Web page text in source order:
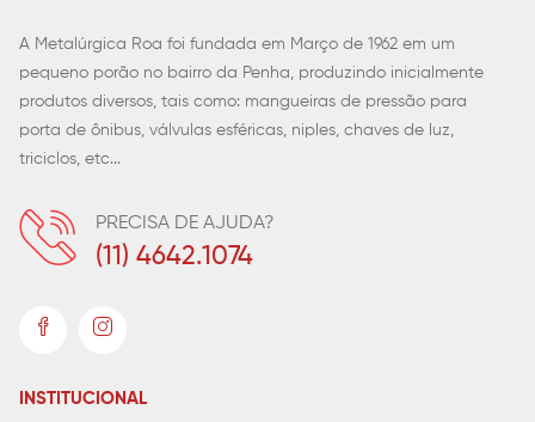
A Metalúrgica Roa foi fundada em Março de 1962 em um
pequeno porão no bairro da Penha, produzindo inicialmente
produtos diversos, tais como: mangueiras de pressão para
porta de ônibus, válvulas esféricas, niples, chaves de luz,
triciclos, etc...
PRECISA DE AJUDA?
(11) 4642.1074
INSTITUCIONAL